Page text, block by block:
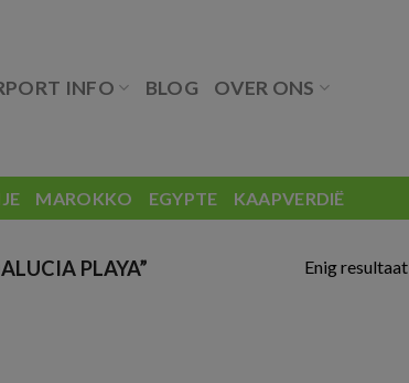
INFO BLOG OVER ONS
MAROKKO EGYPTE KAAPVERDIË
PLAYA” Enig resultaat